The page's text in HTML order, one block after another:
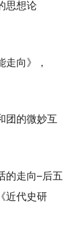
思想论
走向》，
团的微妙互
的走向–后五
近代史研